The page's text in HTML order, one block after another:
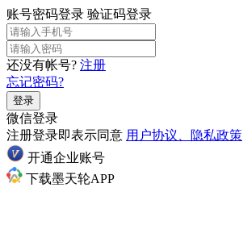
账号密码登录 验证码登录
还没有帐号? 注册
忘记密码?
登录
微信登录
注册登录即表示同意 用户协议、隐私政策
开通企业账号
下载墨天轮APP